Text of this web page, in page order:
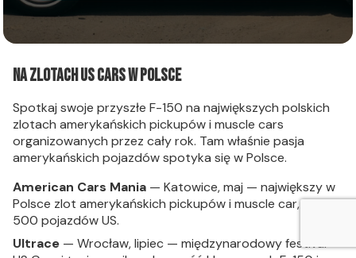
Na zlotach US Cars w Polsce
Spotkaj swoje przyszłe F-150 na największych polskich
zlotach amerykańskich pickupów i muscle cars
organizowanych przez cały rok. Tam właśnie pasja
amerykańskich pojazdów spotyka się w Polsce.
American Cars Mania — Katowice, maj — największy w
Polsce zlot amerykańskich pickupów i muscle car, ponad
500 pojazdów US.
Ultrace — Wrocław, lipiec — międzynarodowy festival